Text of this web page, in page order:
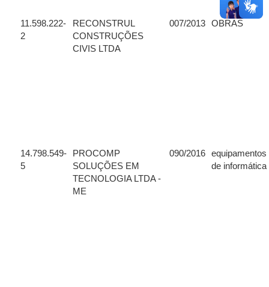
11.598.222-
2
RECONSTRUL
CONSTRUÇÕES
CIVIS LTDA
007/2013 OBRAS
14.798.549-
5
PROCOMP
SOLUÇÕES EM
TECNOLOGIA LTDA -
ME
090/2016
equipamentos
de informática